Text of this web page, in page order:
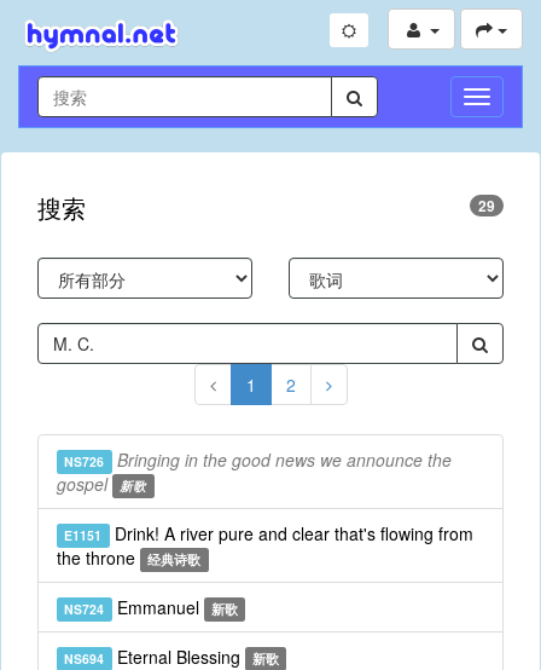
切
换
导
搜索 29
1 2
NS726
Bringing in the good news we announce the
gospel
新歌
E1151 Drink! A river pure and clear that's flowing from
the throne
经典诗歌
NS724 Emmanuel 新歌
NS694 Eternal Blessing 新歌